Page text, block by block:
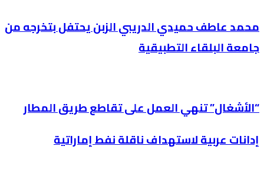
محمد عاطف حميدي الدريبي الزبن يحتفل بتخرجه من
جامعة البلقاء التطبيقية
“الأشغال” تنهي العمل على تقاطع طريق المطار
إدانات عربية لاستهداف ناقلة نفط إماراتية